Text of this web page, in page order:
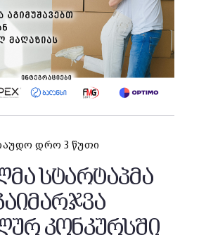
დრო 3 წუთი
სტარტაპმა
გაიმარჯვა
კონკურსში